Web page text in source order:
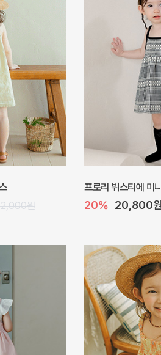
트
원
아롬 아기 점프수트
10% 27,000원